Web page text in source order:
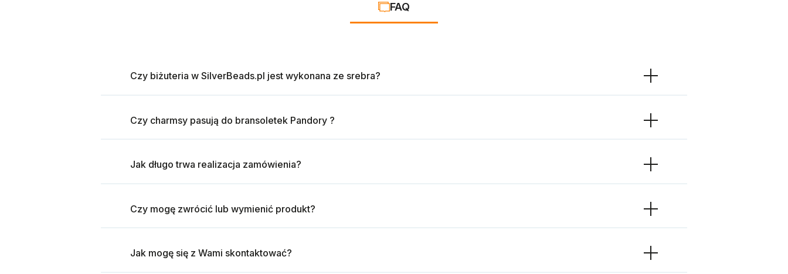
FAQ
Czy biżuteria w SilverBeads.pl jest wykonana ze srebra?
Czy charmsy pasują do bransoletek Pandory ?
Jak długo trwa realizacja zamówienia?
Czy mogę zwrócić lub wymienić produkt?
Jak mogę się z Wami skontaktować?